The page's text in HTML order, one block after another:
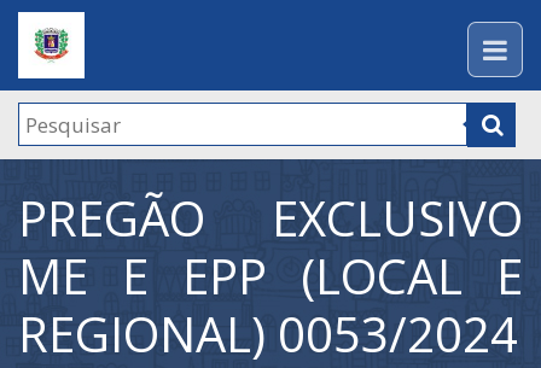
PREGÃO EXCLUSIVO
ME E EPP (LOCAL E
REGIONAL) 0053/2024